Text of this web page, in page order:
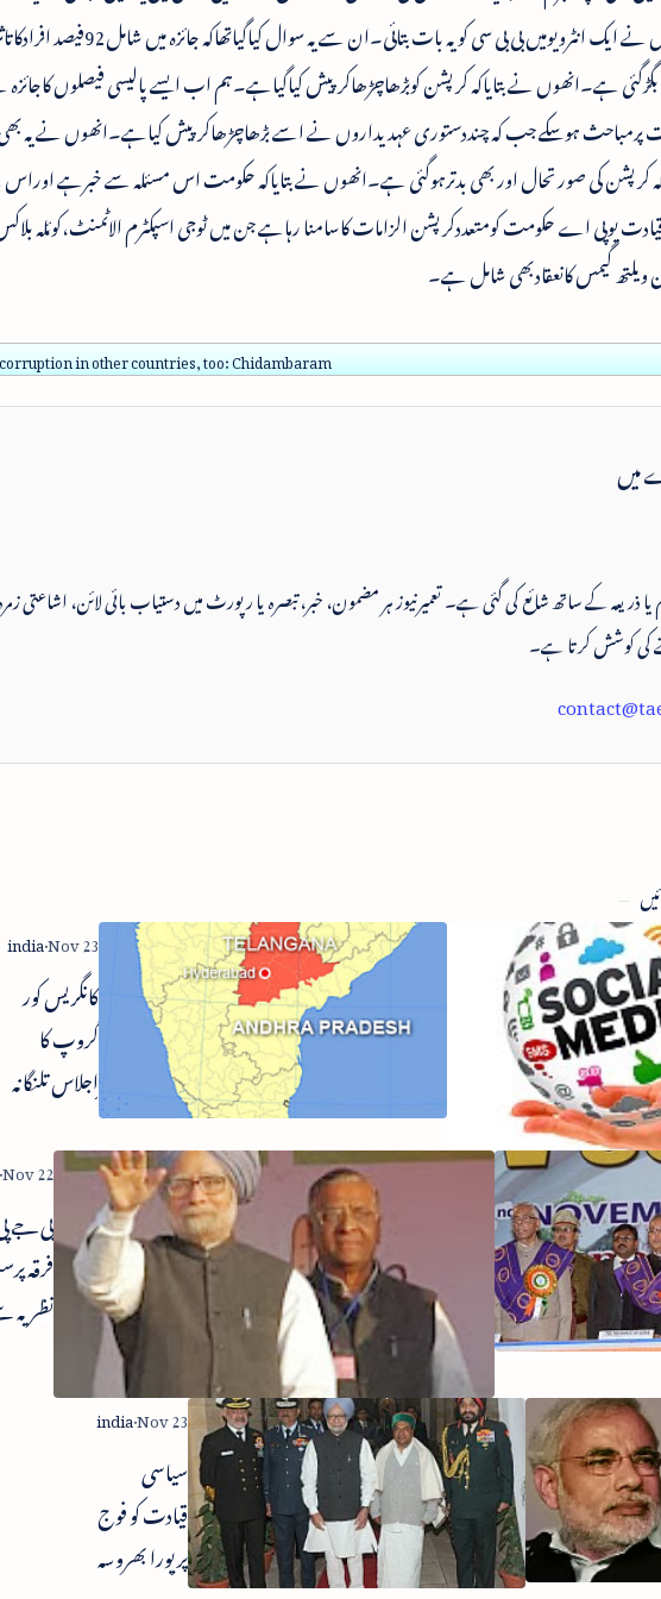
اوربھی بدترپوگئی ہے‘‘۔انھوں نے ایک انٹرویومیں بی بی سی کویہ بات بتائی۔ان سے
ہے۔انھوں نے بتایاکہ کرپشن کوبڑھاچڑھاکرپیش کیاگیاہے۔ہم اب ایسے پالیسی فیصلوں
ہوسکے جب کہ چنددستوری عہدیداروں نے اسے بڑھاچڑھاکرپیش کیاہے۔انھوں نے یہ بھی
کہ کرپشن کی صورتحال اور بھی بدترہوگئی ہے۔انھوں نے بتایاکہ حکومت اس مسئلہ سے خبرہے
یوپی اے حکومت کومتعددکرپشن الزامات کاسامنا رہاہے جن میں ٹوجی اسپکٹرم الاٹمنٹ،کوئلہ
گیمس کانعقادبھی شامل ہے۔
in other countries, too: Chidambaram
میں
نام یا ذریعہ کے ساتھ شائع کی گئی ہے۔ تعمیرنیوز ہر مضمون، خبر، تبصرہ یا رپورٹ میں دستیاب بائی لائن، اشاعتی
کی کوشش کرتا ہے۔
سوشیل نٹ
ورکنگ
قانون کے
تابع کرنے کی
کانگریس کور
گروپ کا
اجلاس تلنگانہ
غور
کمال تک
پہنچائیں -
پرنب مکرجی
بی جے
فرقہ
مودی پر ابھی
سے وزارت
عظمی کا نشہ -
سیاسی
قیادت کو فوج
پر پورا بھروسہ